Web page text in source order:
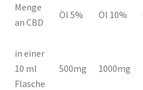
Menge
an CBD
Öl 5% Öl 10%
in einer
10 ml
Flasche
500mg 1000mg